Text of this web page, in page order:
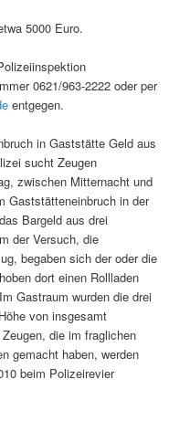
5000 Euro.
0621/963-2222 oder per
entgegen.
in Gaststätte Geld aus
sucht Zeugen
zwischen Mitternacht und
Gaststätteneinbruch in der
Bargeld aus drei
der Versuch, die
begaben sich der oder die
dort einen Rollladen
Gastraum wurden die drei
von insgesamt
die im fraglichen
gemacht haben, werden
beim Polizeirevier